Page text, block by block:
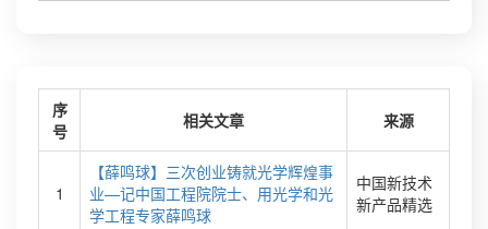
序
号
相关文章 来源
1
【薛鸣球】三次创业铸就光学辉煌事
业—记中国工程院院士、用光学和光
学工程专家薛鸣球
中国新技术
新产品精选